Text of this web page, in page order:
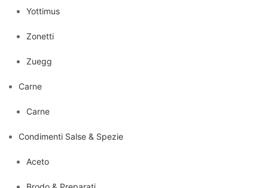
Yottimus
Zonetti
Zuegg
Carne
Carne
Condimenti Salse & Spezie
Aceto